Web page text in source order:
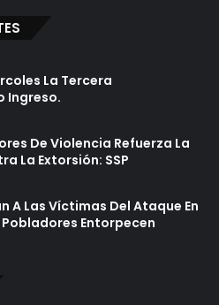
La Tercera
Ingreso.
De Violencia Refuerza La
La Extorsión: SSP
Las Víctimas Del Ataque En
Entorpecen